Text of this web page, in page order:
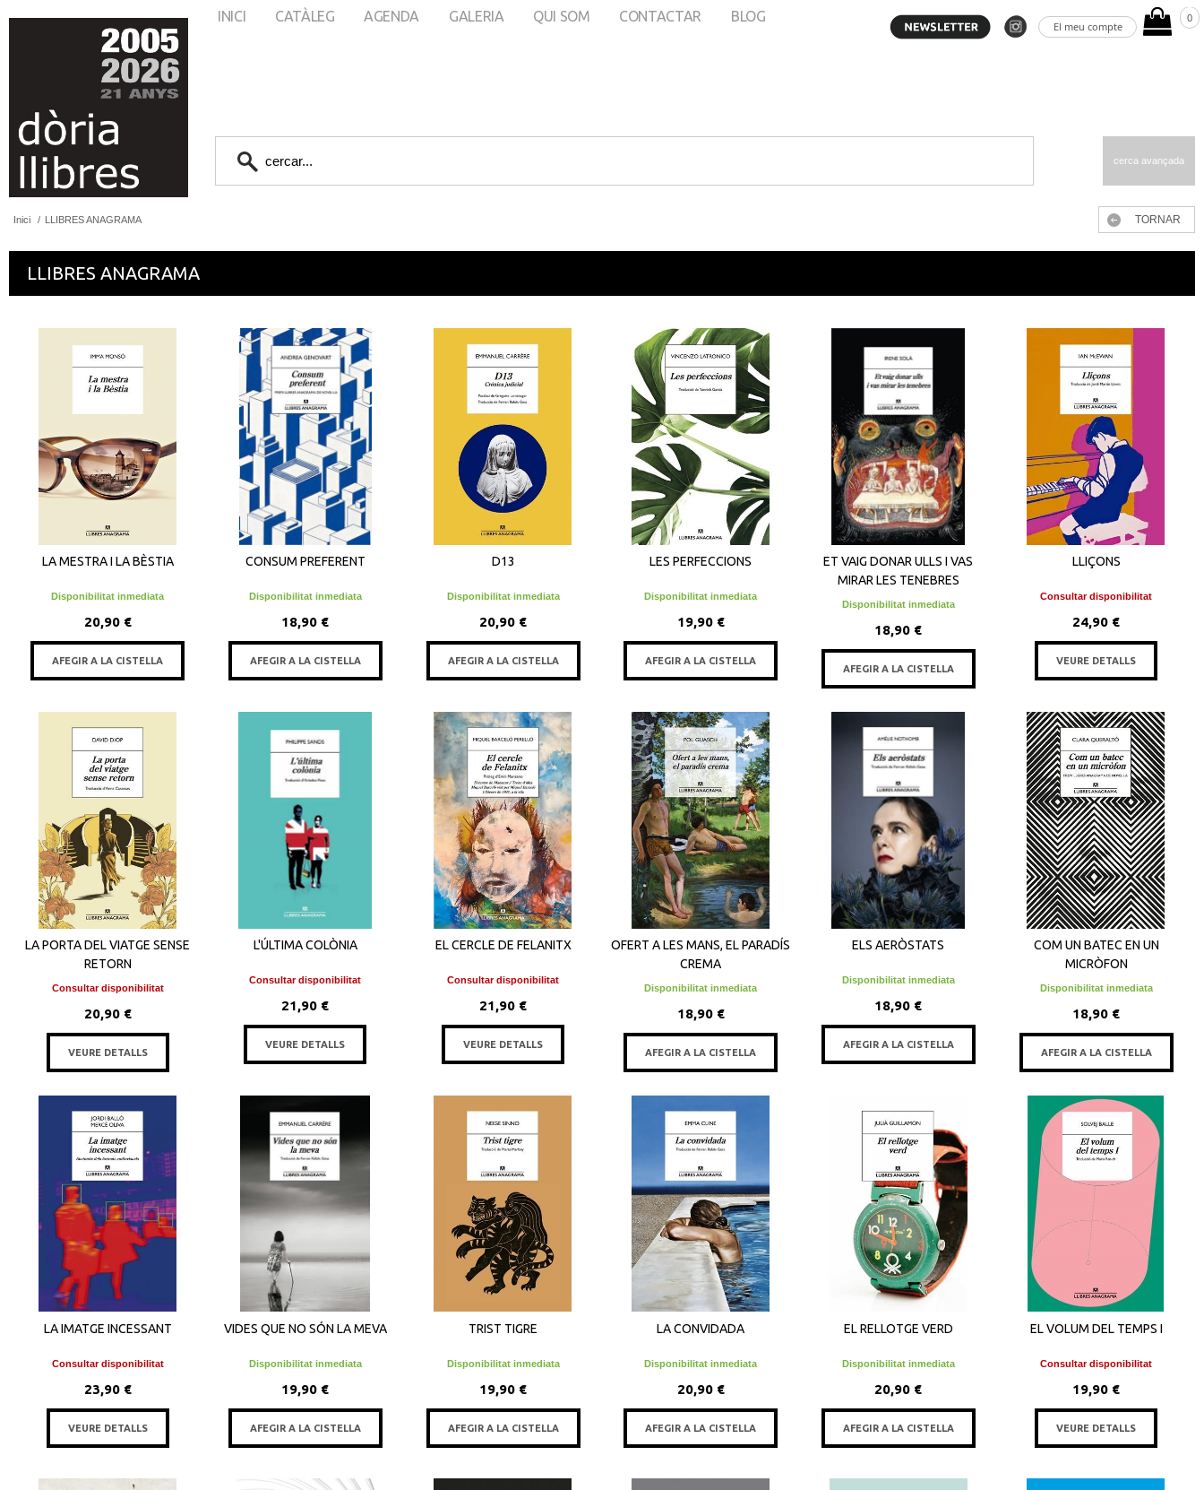
El meu compte
0
INICI CATÀLEG AGENDA GALERIA QUI SOM CONTACTAR BLOG
cerca avançada
Inici / LLIBRES ANAGRAMA TORNAR
LLIBRES ANAGRAMA
LA MESTRA I LA BÈSTIA
Disponibilitat inmediata
20,90 €
AFEGIR A LA CISTELLA
CONSUM PREFERENT
Disponibilitat inmediata
18,90 €
AFEGIR A LA CISTELLA
D13
Disponibilitat inmediata
20,90 €
AFEGIR A LA CISTELLA
LES PERFECCIONS
Disponibilitat inmediata
19,90 €
AFEGIR A LA CISTELLA
ET VAIG DONAR ULLS I VAS
MIRAR LES TENEBRES
Disponibilitat inmediata
18,90 €
AFEGIR A LA CISTELLA
LLIÇONS
Consultar disponibilitat
24,90 €
VEURE DETALLS
LA PORTA DEL VIATGE SENSE
RETORN
Consultar disponibilitat
20,90 €
VEURE DETALLS
L'ÚLTIMA COLÒNIA
Consultar disponibilitat
21,90 €
VEURE DETALLS
EL CERCLE DE FELANITX
Consultar disponibilitat
21,90 €
VEURE DETALLS
OFERT A LES MANS, EL PARADÍS
CREMA
Disponibilitat inmediata
18,90 €
AFEGIR A LA CISTELLA
ELS AERÒSTATS
Disponibilitat inmediata
18,90 €
AFEGIR A LA CISTELLA
COM UN BATEC EN UN
MICRÒFON
Disponibilitat inmediata
18,90 €
AFEGIR A LA CISTELLA
LA IMATGE INCESSANT
Consultar disponibilitat
23,90 €
VEURE DETALLS
VIDES QUE NO SÓN LA MEVA
Disponibilitat inmediata
19,90 €
AFEGIR A LA CISTELLA
TRIST TIGRE
Disponibilitat inmediata
19,90 €
AFEGIR A LA CISTELLA
LA CONVIDADA
Disponibilitat inmediata
20,90 €
AFEGIR A LA CISTELLA
EL RELLOTGE VERD
Disponibilitat inmediata
20,90 €
AFEGIR A LA CISTELLA
EL VOLUM DEL TEMPS I
Consultar disponibilitat
19,90 €
VEURE DETALLS